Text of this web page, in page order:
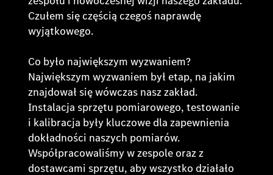
Czułem się częścią czegoś naprawdę
wyjątkowego.
Co było największym wyzwaniem?
Największym wyzwaniem był etap, na jakim
znajdował się wówczas nasz zakład.
Instalacja sprzętu pomiarowego, testowanie
i kalibracja były kluczowe dla zapewnienia
dokładności naszych pomiarów.
Współpracowaliśmy w zespole oraz z
dostawcami sprzętu, aby wszystko działało